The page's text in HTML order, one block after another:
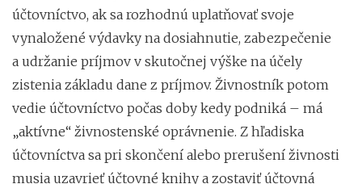
účtovníctvo, ak sa rozhodnú uplatňovať svoje
vynaložené výdavky na dosiahnutie, zabezpečenie
a udržanie príjmov v skutočnej výške na účely
zistenia základu dane z príjmov. Živnostník potom
vedie účtovníctvo počas doby kedy podniká – má
„aktívne“ živnostenské oprávnenie. Z hľadiska
účtovníctva sa pri skončení alebo prerušení živnosti
musia uzavrieť účtovné knihy a zostaviť účtovná